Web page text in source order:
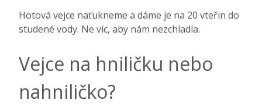
Hotová vejce naťukneme a dáme je na 20 vteřin do
studené vody. Ne víc, aby nám nezchladla.
Vejce na hniličku nebo
nahniličko?